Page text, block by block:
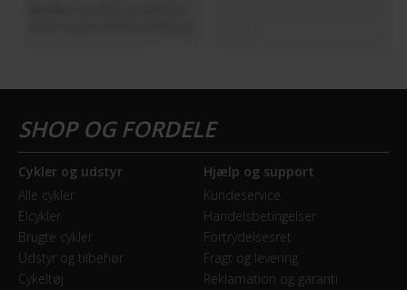
Cykler og udstyr
Alle cykler
Elcykler
Brugte cykler
Udstyr og tilbehør
Cykeltøj
Hjælp og support
Kundeservice
Handelsbetingelser
Fortrydelsesret
Fragt og levering
Reklamation og garanti